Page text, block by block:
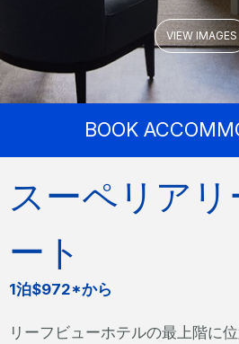
VIEW IMAGES
BOOK
スーペリアリ
ート
1泊$972*から
リーフビューホテルの最上階に